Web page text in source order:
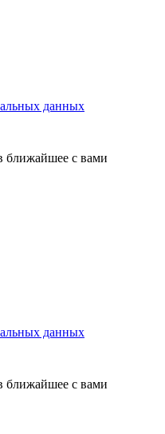
данных
ближайшее с вами
данных
ближайшее с вами